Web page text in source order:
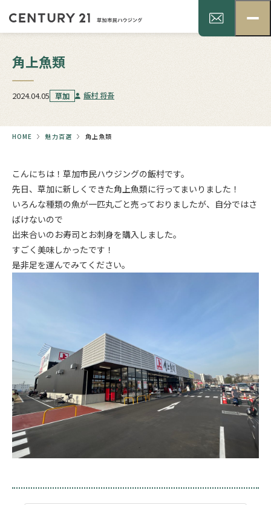
角上魚類
2024.04.05 草加 飯村 将吾
HOME 魅力百選 角上魚類
こんにちは！草加市民ハウジングの飯村です。
先日、草加に新しくできた角上魚類に行ってまいりました！
いろんな種類の魚が一匹丸ごと売っておりましたが、自分ではさ
ばけないので
出来合いのお寿司とお刺身を購入しました。
すごく美味しかったです！
是非足を運んでみてください。